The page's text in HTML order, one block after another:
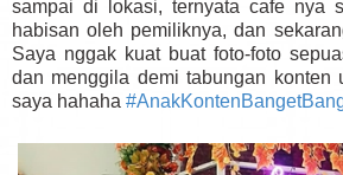
sampai di lokasi, ternyata cafe nya
habisan oleh pemiliknya, dan
Saya nggak kuat buat foto-foto
dan menggila demi tabungan konten
saya hahaha